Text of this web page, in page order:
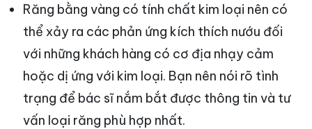
Răng bằng vàng có tính chất kim loại nên có
thể xảy ra các phản ứng kích thích nướu đối
với những khách hàng có cơ địa nhạy cảm
hoặc dị ứng với kim loại. Bạn nên nói rõ tình
trạng để bác sĩ nắm bắt được thông tin và tư
vấn loại răng phù hợp nhất.